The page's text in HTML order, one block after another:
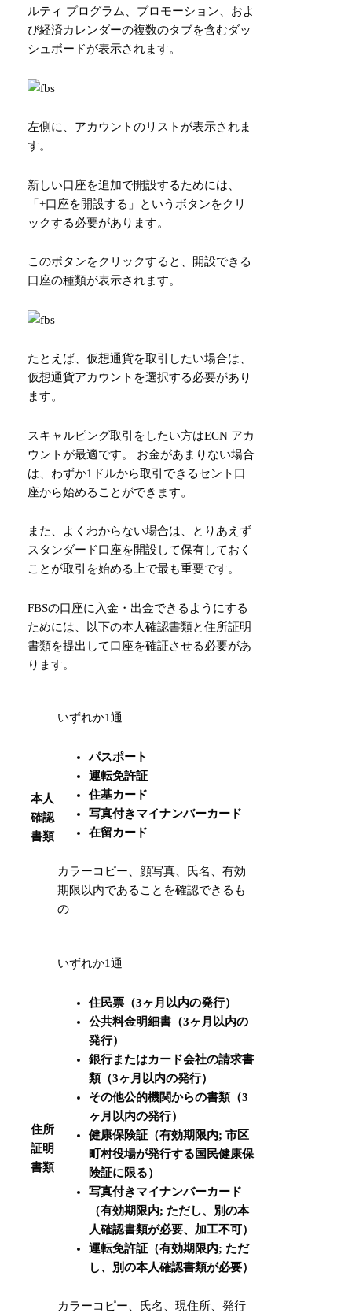
ルティ プログラム、プロモーション、およ
び経済カレンダーの複数のタブを含むダッ
シュボードが表示されます。
左側に、アカウントのリストが表示されま
す。
新しい口座を追加で開設するためには、
「+口座を開設する」というボタンをクリ
ックする必要があります。
このボタンをクリックすると、開設できる
口座の種類が表示されます。
たとえば、仮想通貨を取引したい場合は、
仮想通貨アカウントを選択する必要があり
ます。
スキャルピング取引をしたい方はECN アカ
ウントが最適です。 お金があまりない場合
は、わずか1ドルから取引できるセント口
座から始めることができます。
また、よくわからない場合は、とりあえず
スタンダード口座を開設して保有しておく
ことが取引を始める上で最も重要です。
FBSの口座に入金・出金できるようにする
ためには、以下の本人確認書類と住所証明
書類を提出して口座を確証させる必要があ
ります。
本人
確認
書類
いずれか1通
パスポート
運転免許証
住基カード
写真付きマイナンバーカード
在留カード
カラーコピー、顔写真、氏名、有効
期限以内であることを確認できるも
の
住所
証明
書類
いずれか1通
住民票（3ヶ月以内の発行）
公共料金明細書（3ヶ月以内の
発行）
銀行またはカード会社の請求書
類（3ヶ月以内の発行）
その他公的機関からの書類（3
ヶ月以内の発行）
健康保険証（有効期限内;市区
町村役場が発行する国民健康保
険証に限る）
写真付きマイナンバーカード
（有効期限内; ただし、別の本
人確認書類が必要、加工不可）
運転免許証（有効期限内; ただ
し、別の本人確認書類が必要）
カラーコピー、氏名、現住所、発行